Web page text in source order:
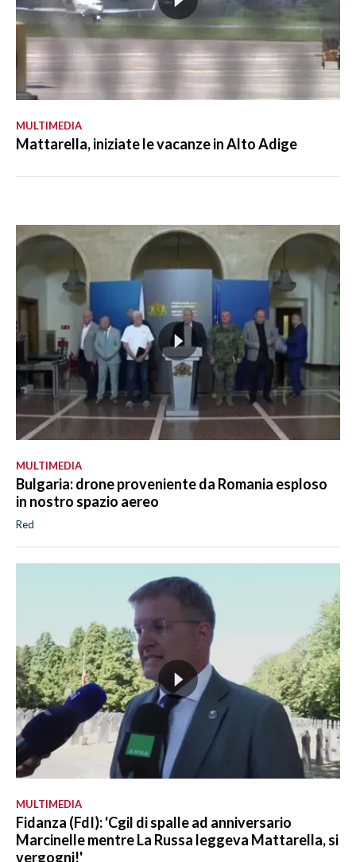
MULTIMEDIA
Mattarella, iniziate le vacanze in Alto Adige
MULTIMEDIA
Bulgaria: drone proveniente da Romania esploso
in nostro spazio aereo
Red
MULTIMEDIA
Fidanza (FdI): 'Cgil di spalle ad anniversario
Marcinelle mentre La Russa leggeva Mattarella, si
vergogni!'